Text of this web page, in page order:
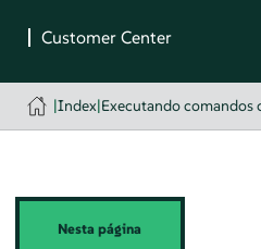
|Index|Executando comandos
Nesta página